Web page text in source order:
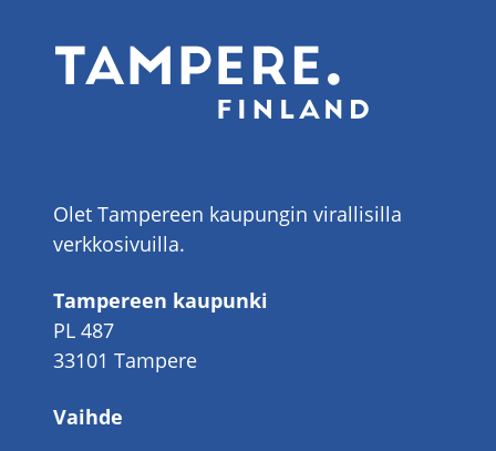
Olet Tampereen kaupungin virallisilla
verkkosivuilla.
Tampereen kaupunki
PL 487
33101 Tampere
Vaihde